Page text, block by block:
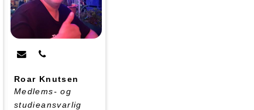
Roar Knutsen
Medlems- og
studieansvarlig